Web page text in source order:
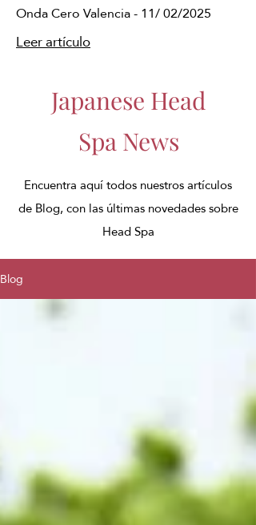
Onda Cero Valencia - 11/ 02/2025
Leer artículo
Japanese Head
Spa News
Encuentra aquí todos nuestros artículos
de Blog, con las últimas novedades sobre
Head Spa
Blog